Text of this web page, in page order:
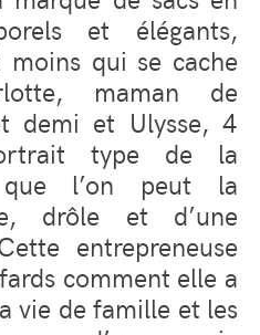
et élégants,
qui se cache
maman de
demi et Ulysse, 4
type de la
l’on peut la
drôle et d’une
entrepreneuse
comment elle a
vie de famille et les